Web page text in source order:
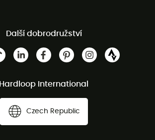
Další dobrodružství
Hardloop International
Czech Republic